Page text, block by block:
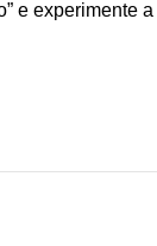
e experimente a